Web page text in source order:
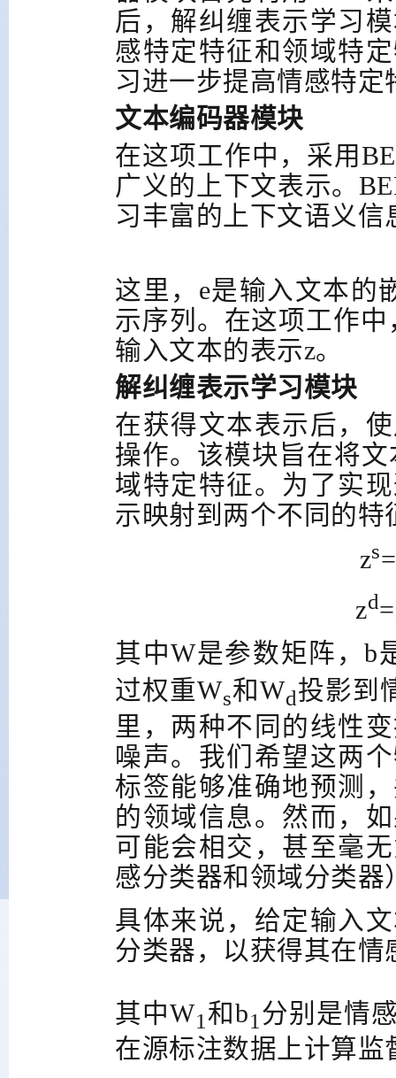
后，解纠缠表示学习
感特定特征和领域特
习进一步提高情感特定
文本编码器模块
在这项工作中，采用
广义的上下文表示。
习丰富的上下文语义
这里， e是输入文本的
示序列。在这项工作
输入文本的表示z。
解纠缠表示学习模块
在获得文本表示后，
操作。该模块旨在将文
域特定特征。为了实
示映射到两个不同的特
zs
zd
其中W是参数矩阵，b
过权重Ws和Wd投影到
里，两种不同的线性
噪声。我们希望这两
标签能够准确地预测
的领域信息。然而，
可能会相交，甚至毫
感分类器和领域分类
具体来说，给定输入
分类器，以获得其在
其中W1 和b1 分别是情
在源标注数据上计算监